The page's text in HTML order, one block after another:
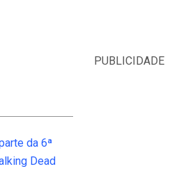
PUBLICIDADE